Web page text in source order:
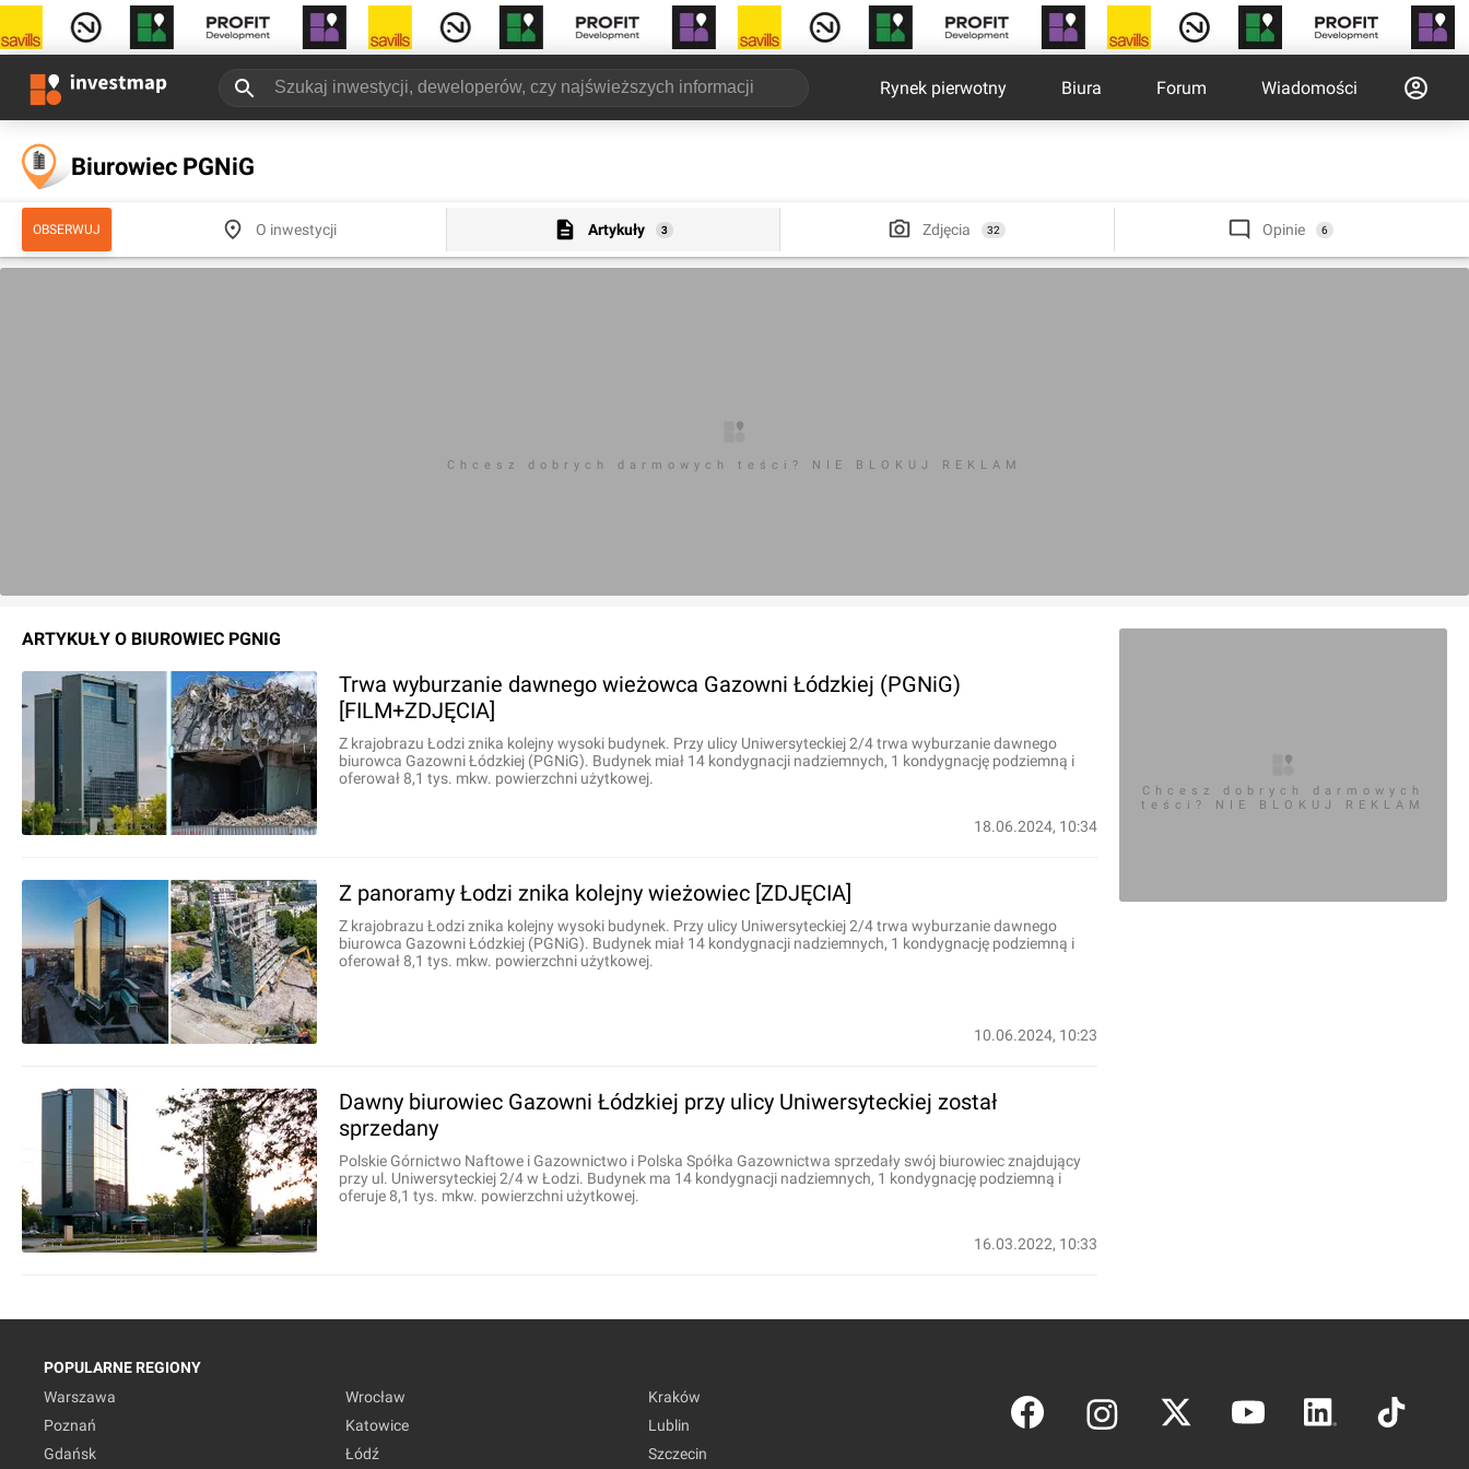
Rynek pierwotny Biura Forum Wiadomości
Biurowiec PGNiG
OBSERWUJ O inwestycji Artykuły 3 Zdjęcia 32 Opinie 6
Chcesz dobrych darmowych teści? NIE BLOKUJ REKLAM
ARTYKUŁY O BIUROWIEC PGNIG
Trwa wyburzanie dawnego wieżowca Gazowni Łódzkiej (PGNiG)
[FILM+ZDJĘCIA]
Z krajobrazu Łodzi znika kolejny wysoki budynek. Przy ulicy Uniwersyteckiej 2/4 trwa wyburzanie dawnego
biurowca Gazowni Łódzkiej (PGNiG). Budynek miał 14 kondygnacji nadziemnych, 1 kondygnację podziemną i
oferował 8,1 tys. mkw. powierzchni użytkowej.
18.06.2024, 10:34
Z panoramy Łodzi znika kolejny wieżowiec [ZDJĘCIA]
Z krajobrazu Łodzi znika kolejny wysoki budynek. Przy ulicy Uniwersyteckiej 2/4 trwa wyburzanie dawnego
biurowca Gazowni Łódzkiej (PGNiG). Budynek miał 14 kondygnacji nadziemnych, 1 kondygnację podziemną i
oferował 8,1 tys. mkw. powierzchni użytkowej.
10.06.2024, 10:23
Dawny biurowiec Gazowni Łódzkiej przy ulicy Uniwersyteckiej został
sprzedany
Polskie Górnictwo Naftowe i Gazownictwo i Polska Spółka Gazownictwa sprzedały swój biurowiec znajdujący
przy ul. Uniwersyteckiej 2/4 w Łodzi. Budynek ma 14 kondygnacji nadziemnych, 1 kondygnację podziemną i
oferuje 8,1 tys. mkw. powierzchni użytkowej.
16.03.2022, 10:33
Chcesz dobrych darmowych
teści? NIE BLOKUJ REKLAM
POPULARNE REGIONY
Warszawa
Wrocław
Kraków
Poznań
Katowice
Lublin
Gdańsk
Łódź Szczecin